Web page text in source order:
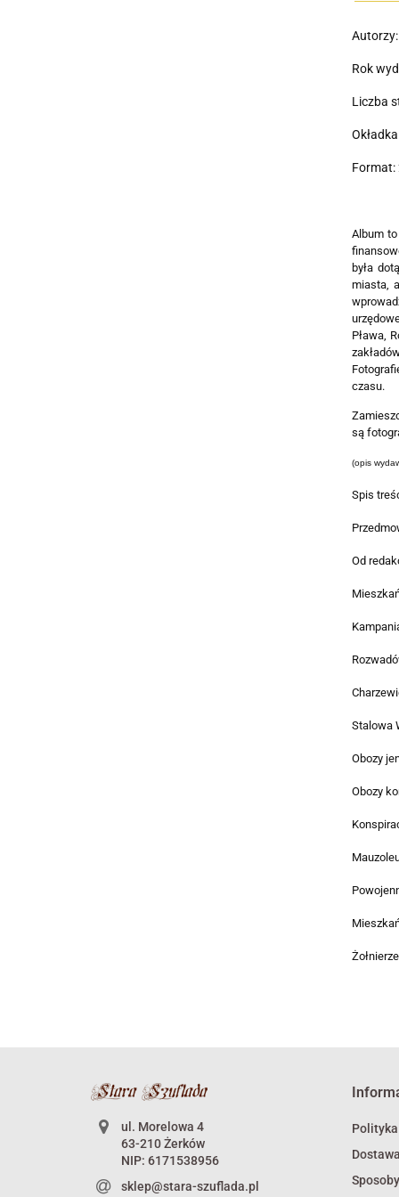
Rok
Liczba
Format:
Album
była
miasta,
Pława,
czasu.
są
(opis
Spis
Od
Stalowa
Obozy
Obozy
ul. Morelowa 4
63-210 Żerków
NIP: 6171538956
sklep@stara-szuflada.pl